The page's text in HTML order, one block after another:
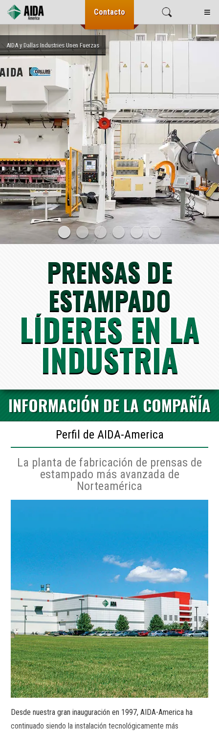
PRENSAS DE
ESTAMPADO
LÍDERES EN LA
INDUSTRIA
AIDA y Dallas Industries Unen Fuerzas
INFORMACIÓN DE LA COMPAÑÍA
Perfil de AIDA-America
La planta de fabricación de prensas de
estampado más avanzada de
Norteamérica
Desde nuestra gran inauguración en 1997, AIDA-America ha
continuado siendo la instalación tecnológicamente más
≡
Contacto
AIDA